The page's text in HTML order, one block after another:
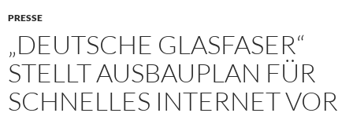
PRESSE
„DEUTSCHE GLASFASER“
STELLT AUSBAUPLAN FÜR
SCHNELLES INTERNET VOR